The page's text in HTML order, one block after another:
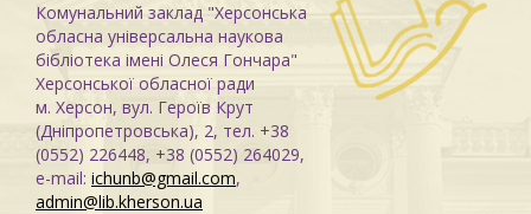
Комунальний заклад "Херсонська
обласна універсальна наукова
бібліотека імені Олеся Гончара"
Херсонської обласної ради
м. Херсон, вул. Героїв Крут
(Дніпропетровська), 2, тел. +38
(0552) 226448, +38 (0552) 264029,
e-mail: ichunb@gmail.com,
admin@lib.kherson.ua